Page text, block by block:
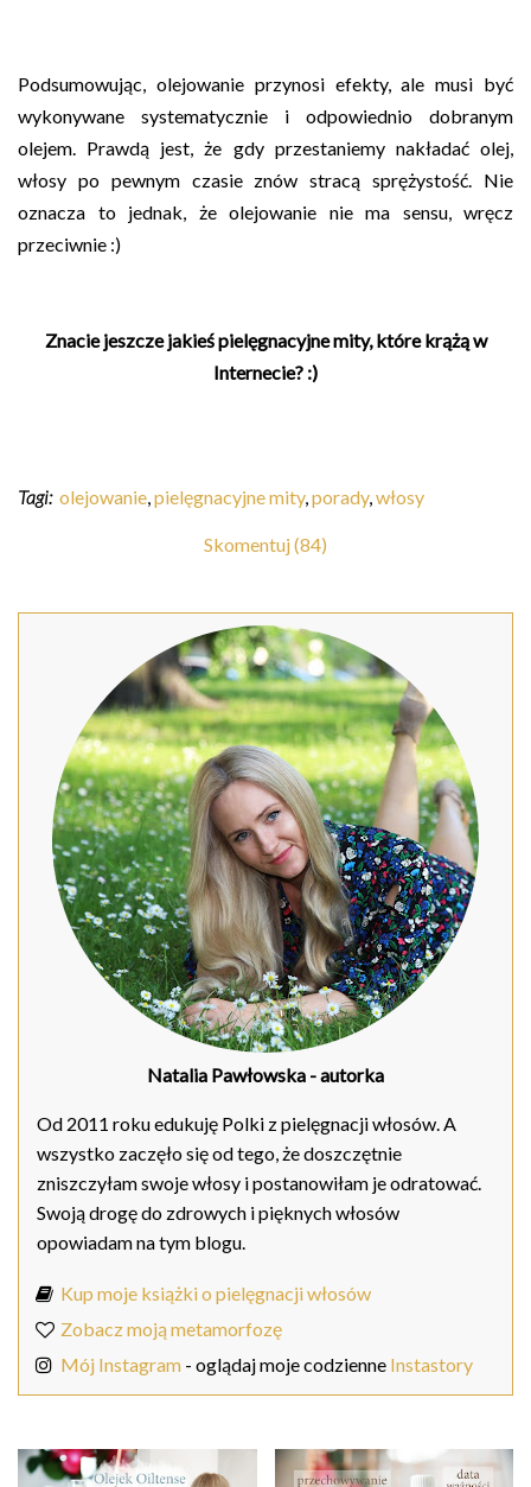
Podsumowując, olejowanie przynosi efekty, ale musi być
wykonywane systematycznie i odpowiednio dobranym
olejem. Prawdą jest, że gdy przestaniemy nakładać olej,
włosy po pewnym czasie znów stracą sprężystość. Nie
oznacza to jednak, że olejowanie nie ma sensu, wręcz
przeciwnie :)
Znacie jeszcze jakieś pielęgnacyjne mity, które krążą w
Internecie? :)
Tagi: olejowanie pielęgnacyjne mity, porady, włosy
Skomentuj (84)
Natalia Pawłowska - autorka
Od 2011 roku edukuję Polki z pielęgnacji włosów. A
wszystko zaczęło się od tego, że doszczętnie
zniszczyłam swoje włosy i postanowiłam je odratować.
Swoją drogę do zdrowych i pięknych włosów
opowiadam na tym blogu.
Kup moje książki o pielęgnacji włosów
Zobacz moją metamorfozę
Mój Instagram - oglądaj moje codzienne Instastory